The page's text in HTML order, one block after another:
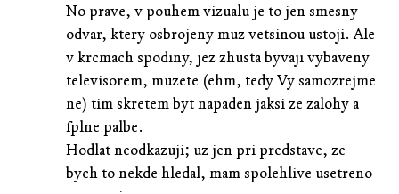
No prave, v pouhem vizualu je to jen smesny
odvar, ktery osbrojeny muz vetsinou ustoji. Ale
v krcmach spodiny, jez zhusta byvaji vybaveny
televisorem, muzete (ehm, tedy Vy samozrejme
ne) tim skretem byt napaden jaksi ze zalohy a
fplne palbe.
Hodlat neodkazuji; uz jen pri predstave, ze
bych to nekde hledal, mam spolehlive usetreno